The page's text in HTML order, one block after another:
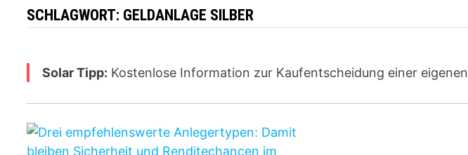
SCHLAGWORT: GELDANLAGE SILBER
Solar Tipp: Kostenlose Information zur Kaufentscheidung einer eigenen